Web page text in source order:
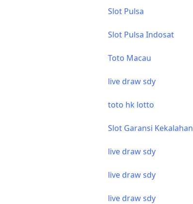
Slot Pulsa
Slot Pulsa Indosat
Toto Macau
live draw sdy
toto hk lotto
Slot Garansi Kekalahan
live draw sdy
live draw sdy
live draw sdy